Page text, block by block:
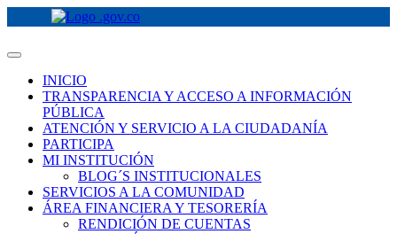
INICIO
TRANSPARENCIA Y ACCESO A INFORMACIÓN
PÚBLICA
ATENCIÓN Y SERVICIO A LA CIUDADANÍA
PARTICIPA
MI INSTITUCIÓN
BLOG´S INSTITUCIONALES
SERVICIOS A LA COMUNIDAD
ÁREA FINANCIERA Y TESORERÍA
RENDICIÓN DE CUENTAS